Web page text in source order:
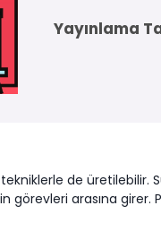
Yayınlama
de üretilebilir.
görevleri arasına